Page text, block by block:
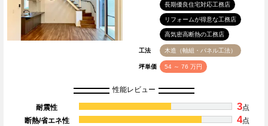
長期優良住宅対応工務店
リフォームが得意な工務店
高気密高断熱の工務店
工法 木造（軸組・パネル工法）
坪単価 54 ～ 76 万円
性能レビュー
耐震性 3点
断熱/省エネ性
4点